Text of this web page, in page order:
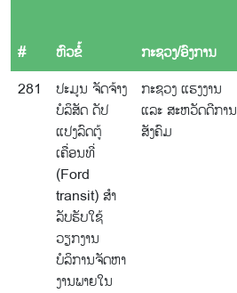
# ຫົວຂໍ້ ກະຊວງ/ອົງການ
281
ປະມູນ ຈັດຈ້າງ
ບໍລິສັດ ດັປ
ແປງລົດຕູ້
ເຄື່ອນທີ່
(Ford
transit) ສໍາ
ລັບຮັບໃຊ້
ວຽກງານ
ບໍລິການຈັດຫາ
ງານພາຍໃນ
ກະຊວງ ແຮງງານ
ແລະ ສະຫວັດດີການ
ສັງຄົມ